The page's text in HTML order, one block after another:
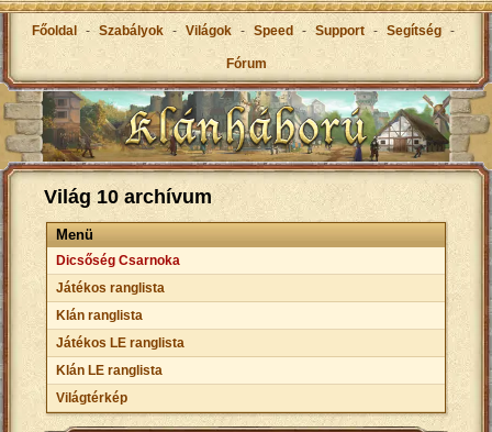
Főoldal - Szabályok - Világok - Speed - Support - Segítség -
Fórum
Világ 10 archívum
Menü
Dicsőség Csarnoka
Játékos ranglista
Klán ranglista
Játékos LE ranglista
Klán LE ranglista
Világtérkép